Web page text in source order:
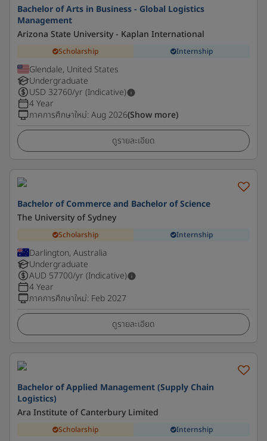
Bachelor of Arts in Business - Global Logistics
Management
Arizona State University - Kaplan International
Scholarship Internship
Glendale, United States
Undergraduate
USD 32760/yr (Indicative)
4 Year
ภาคการศึกษาใหม่:Aug 2026(Show more)
ดูรายละเอียด
Bachelor of Commerce and Bachelor of Science
The University of Sydney
Scholarship Internship
Darlington, Australia
Undergraduate
AUD 57700/yr (Indicative)
4 Year
ภาคการศึกษาใหม่: Feb 2027
ดูรายละเอียด
Bachelor of Applied Management (Supply Chain
Logistics)
Ara Institute of Canterbury Limited
Scholarship Internship